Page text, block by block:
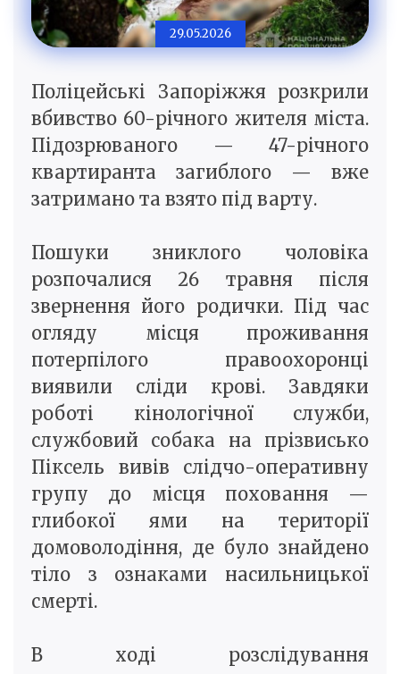
29.05.2026
Поліцейські Запоріжжя розкрили
вбивство 60-річного жителя міста.
Підозрюваного — 47-річного
квартиранта загиблого — вже
затримано та взято під варту.
Пошуки зниклого чоловіка
розпочалися 26 травня після
звернення його родички. Під час
огляду місця проживання
потерпілого правоохоронці
виявили сліди крові. Завдяки
роботі кінологічної служби,
службовий собака на прізвисько
Піксель вивів слідчо-оперативну
групу до місця поховання —
глибокої ями на території
домоволодіння, де було знайдено
тіло з ознаками насильницької
смерті.
В ході розслідування